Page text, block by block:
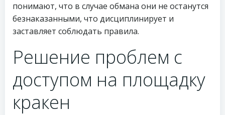
понимают, что в случае обмана они не останутся
безнаказанными, что дисциплинирует и
заставляет соблюдать правила.
Решение проблем с
доступом на площадку
кракен